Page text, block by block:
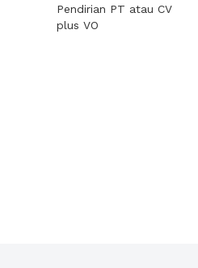
Pendirian PT atau CV
plus VO